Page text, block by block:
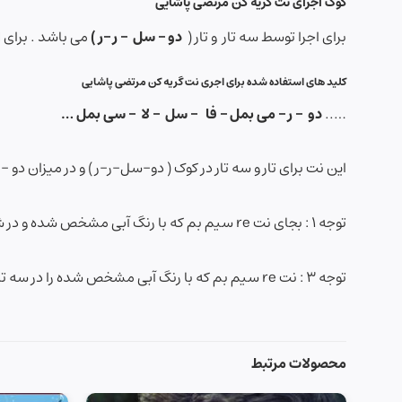
برای اجرا توسط سه تار و تار ( دو – سل – ر –ر )می باشد . برای
کلید های استفاده شده برای اجری نت گریه کن مرتضی پاشایی
…..دو – ر – می بمل – فا – سل – لا – سی بمل …
این نت برای تار و سه تار در کوک ( دو-سل-ر-ر ) و در میزان
توجه ۱ : بجای نت re سیم بم که با رنگ آبی مشخص شده و در شروع بعضی از میزان ها قرار دارد می توانید سکوت بگذارید.
توجه ۳ : نت re سیم بم که با رنگ آبی مشخص شده را در سه تار با مضراب چب و در تار مضراب راست بزنید.البته با انگشت شصت نیز می توانید بزنید.
محصولات مرتبط